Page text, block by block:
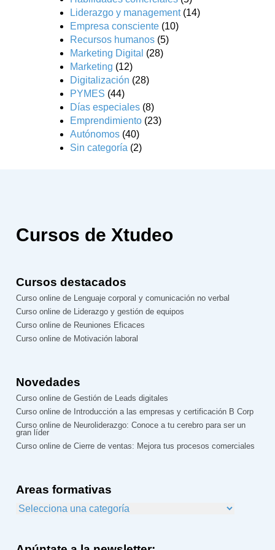
Liderazgo y management(14)
Empresa consciente (10)
Recursos humanos (5)
Marketing Digital (28)
Marketing (12)
Digitalización (28)
PYMES (44)
Días especiales (8)
Emprendimiento (23)
Autónomos (40)
Sin categoría (2)
Cursos de Xtudeo
Cursos destacados
Curso online de Lenguaje corporal y comunicación no verbal
Curso online de Liderazgo y gestión de equipos
Curso online de Reuniones Eficaces
Curso online de Motivación laboral
Novedades
Curso online de Gestión de Leads digitales
Curso online de Introducción a las empresas y certificación B Corp
Curso online de Neuroliderazgo: Conoce a tu cerebro para ser un
gran líder
Curso online de Cierre de ventas: Mejora tus procesos comerciales
Areas formativas